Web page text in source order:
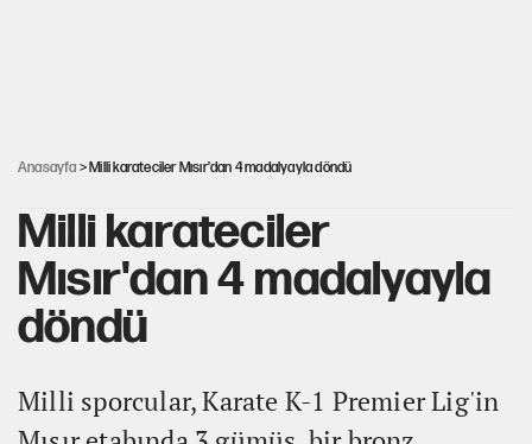
Anasayfa > Milli karateciler Mısır'dan 4 madalyayla döndü
Milli karateciler
Mısır'dan 4 madalyayla
döndü
Milli sporcular, Karate K-1 Premier Lig'in